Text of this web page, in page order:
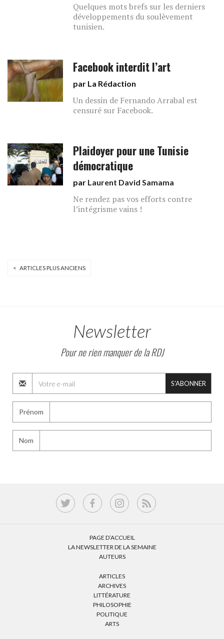
Quelques mots brefs sur les derniers
développements du soulèvement
tunisien.
Facebook interdit l’art
par La Rédaction
Un dessin de Fernando Arrabal est
censuré sur Facebook.
Plaidoyer pour une Tunisie
démocratique
par Laurent David Samama
Ne rendez pas vos efforts contre
l’intégrisme vains !
< ARTICLES PLUS ANCIENS
Newsletter
Pour ne rien manquer de la RDJ
S'ABONNER
Prénom
Nom
PAGE D’ACCUEIL
LA NEWSLETTER DE LA SEMAINE
AUTEURS
ARTICLES
ARCHIVES
LITTÉRATURE
PHILOSOPHIE
POLITIQUE
ARTS